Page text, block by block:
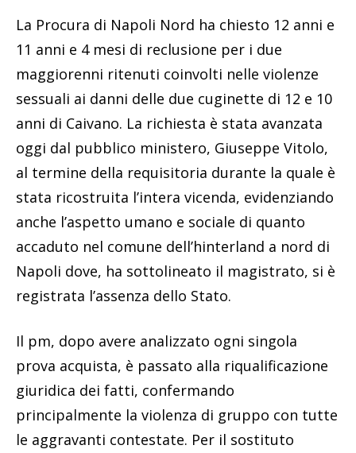
La Procura di Napoli Nord ha chiesto 12 anni e
11 anni e 4 mesi di reclusione per i due
maggiorenni ritenuti coinvolti nelle violenze
sessuali ai danni delle due cuginette di 12 e 10
anni di Caivano. La richiesta è stata avanzata
oggi dal pubblico ministero, Giuseppe Vitolo,
al termine della requisitoria durante la quale è
stata ricostruita l’intera vicenda, evidenziando
anche l’aspetto umano e sociale di quanto
accaduto nel comune dell’hinterland a nord di
Napoli dove, ha sottolineato il magistrato, si è
registrata l’assenza dello Stato.
Il pm, dopo avere analizzato ogni singola
prova acquista, è passato alla riqualificazione
giuridica dei fatti, confermando
principalmente la violenza di gruppo con tutte
le aggravanti contestate. Per il sostituto